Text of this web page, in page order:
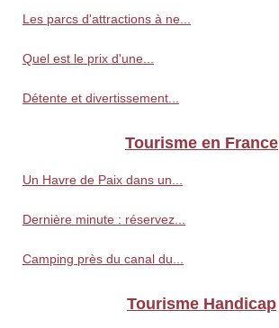
Les parcs d'attractions à ne...
Quel est le prix d'une...
Détente et divertissement...
Tourisme en France
Un Havre de Paix dans un...
Dernière minute : réservez...
Camping près du canal du...
Tourisme Handicap